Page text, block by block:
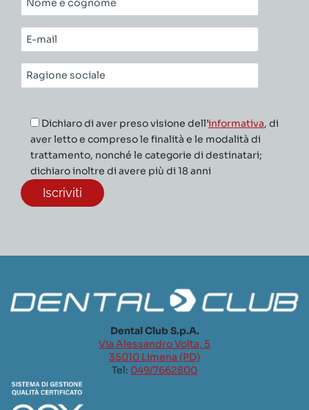
e
cognome*
E-
mail*
Ragione
sociale*
Dichiaro di aver preso visione dell’informativa, di
aver letto e compreso le finalità e le modalità di
trattamento, nonché le categorie di destinatari;
dichiaro inoltre di avere più di 18 anni
Dental Club S.p.A.
Via Alessandro Volta, 5
35010 Limena (PD)
Tel: 049/7662800